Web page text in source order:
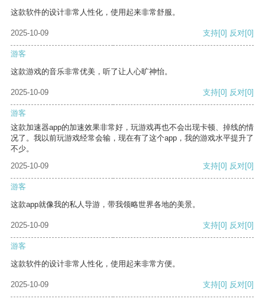
这款软件的设计非常人性化，使用起来非常舒服。
2025-10-09 支持[0] 反对[0]
游客
这款游戏的音乐非常优美，听了让人心旷神怡。
2025-10-09 支持[0] 反对[0]
游客
这款加速器app的加速效果非常好，玩游戏再也不会出现卡顿、掉线的情
况了。我以前玩游戏经常会输，现在有了这个app，我的游戏水平提升了
不少。
2025-10-09
支持[0] 反对[0]
游客
这款app就像我的私人导游，带我领略世界各地的美景。
2025-10-09 支持[0] 反对[0]
游客
这款软件的设计非常人性化，使用起来非常方便。
2025-10-09 支持[0] 反对[0]